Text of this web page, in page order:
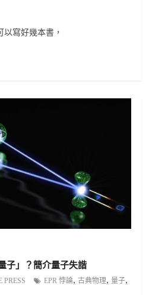
寫好幾本書，
子」？簡介量子失諧
PRESS EPR 悖論,古典物理,量子,